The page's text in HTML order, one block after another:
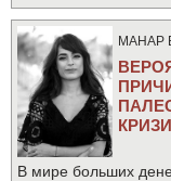
МАНАР
В мире больших